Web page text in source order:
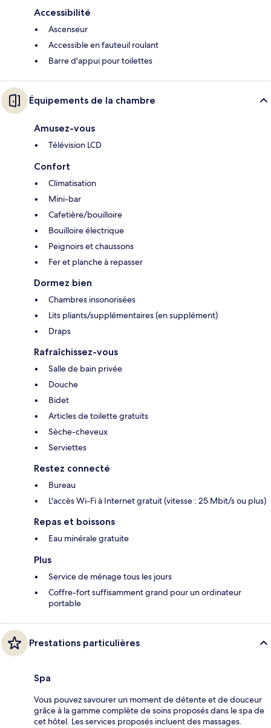
Accessibilité
Ascenseur
Accessible en fauteuil roulant
Barre d'appui pour toilettes
Équipements de la chambre
Amusez-vous
Télévision LCD
Confort
Climatisation
Mini-bar
Cafetière/bouilloire
Bouilloire électrique
Peignoirs et chaussons
Fer et planche à repasser
Dormez bien
Chambres insonorisées
Lits pliants/supplémentaires (en supplément)
Draps
Rafraîchissez-vous
Salle de bain privée
Douche
Bidet
Articles de toilette gratuits
Sèche-cheveux
Serviettes
Restez connecté
Bureau
L'accès Wi-Fi à Internet gratuit (vitesse : 25 Mbit/s ou plus)
Repas et boissons
Eau minérale gratuite
Plus
Service de ménage tous les jours
Coffre-fort suffisamment grand pour un ordinateur
portable
Prestations particulières
Spa
Vous pouvez savourer un moment de détente et de douceur
grâce à la gamme complète de soins proposés dans le spa de
cet hôtel. Les services proposés incluent des massages.